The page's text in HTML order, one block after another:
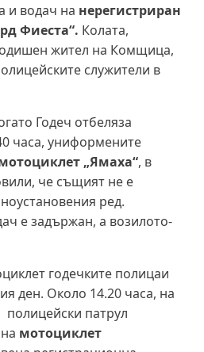
и водач на нерегистриран
Фиеста“. Колата,
жител на Комщица,
служители в
Годеч отбеляза
часа, униформените
„Ямаха“, в
че същият не е
ред.
е задържан, а возилото-
годечките полицаи
ден. Около 14.20 часа, на
полицейски патрул
мотоциклет